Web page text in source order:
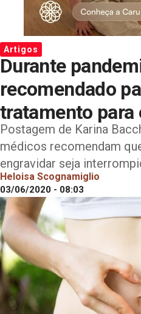
Artigos
Durante
recomendado
tratamento para
Postagem de Karina
médicos recomendam
engravidar seja
Heloisa Scognamiglio
03/06/2020 - 08:03